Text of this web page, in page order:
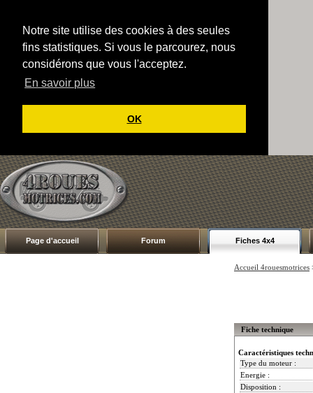
Notre site utilise des cookies à des seules
fins statistiques. Si vous le parcourez, nous
considérons que vous l'acceptez.
En savoir plus
OK
Page d'accueil Forum Fiches 4x4
Accueil 4rouesmotrices
Fiche technique
Caractéristiques
Type du moteur :
Energie :
Disposition :